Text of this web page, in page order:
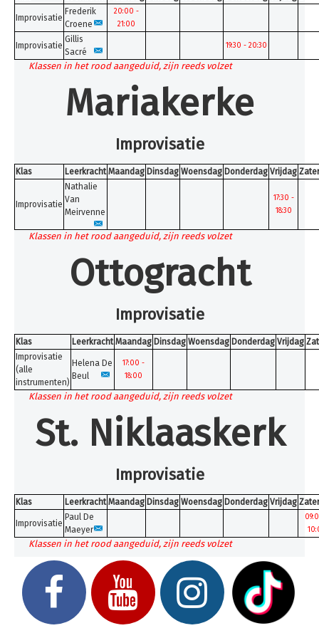
Inschrijven
Uurroosters 25-26
Uurroosters 26-27
Projecten
U bent hier: Home
Improvisatie
Frederik
Croene
20:00 -
21:00
Improvisatie
Gillis
Sacré
19:30 - 20:30
Klassen in het rood aangeduid, zijn reeds volzet
Mariakerke
Improvisatie
Klas Leerkracht Maandag Dinsdag Woensdag Donderdag Vrijdag
Improvisatie
Nathalie
Van
Meirvenne
17:30 -
18:30
Klassen in het rood aangeduid, zijn reeds volzet
Ottogracht
Improvisatie
Klas Leerkracht Maandag Dinsdag Woensdag Donderdag Vrijdag
Improvisatie
(alle
instrumenten)
Helena De
Beul
17:00 -
18:00
Klassen in het rood aangeduid, zijn reeds volzet
St. Niklaaskerk
Improvisatie
Klas Leerkracht Maandag Dinsdag Woensdag Donderdag Vrijdag
Improvisatie
Paul De
Maeyer
Klassen in het rood aangeduid, zijn reeds volzet